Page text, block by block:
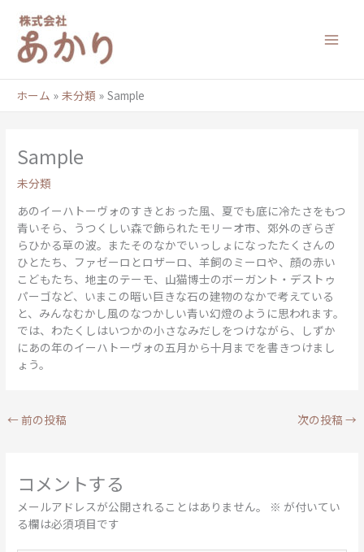
キ
ホーム 未分類 Sample
Sample
未分類
あのイーハトーヴォのすきとおった風、夏でも底に冷たさをもつ
青いそら、うつくしい森で飾られたモリーオ市、郊外のぎらぎ
らひかる草の波。またそのなかでいっしょになったたくさんの
ひとたち、ファゼーロとロザーロ、羊飼のミーロや、顔の赤い
こどもたち、地主のテーモ、山猫博士のボーガント・デストゥ
パーゴなど、いまこの暗い巨きな石の建物のなかで考えている
と、みんなむかし風のなつかしい青い幻燈のように思われます。
では、わたくしはいつかの小さなみだしをつけながら、しずか
にあの年のイーハトーヴォの五月から十月までを書きつけまし
ょう。
← 前の投稿 次の投稿 →
コメントする
メールアドレスが公開されることはありません。 ※ が付いてい
る欄は必須項目です